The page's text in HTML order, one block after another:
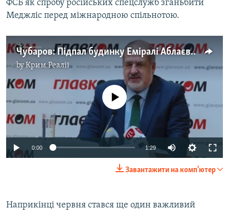
ФСБ як спробу російських спецслужб зганьбити
Меджліс перед міжнародною спільнотою.
Чубаров: Підпал будинку Еміралі Аблаєва – спецоперація ФСБ (відео)
byКрим.Реалії
No media source currently available
0:00 1:29
Завантажити на комп'ютер
Наприкінці червня стався ще один важливий